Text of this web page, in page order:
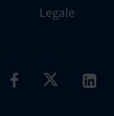
Legale